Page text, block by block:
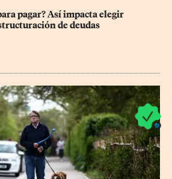
pagar? Así impacta elegir
de deudas